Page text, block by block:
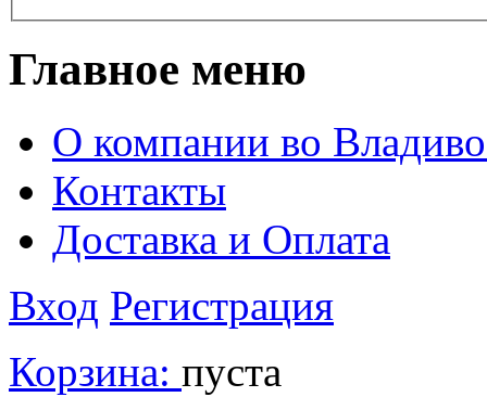
Главное меню
О компании во
Контакты
Доставка и Оплата
Вход Регистрация
Корзина: пуста